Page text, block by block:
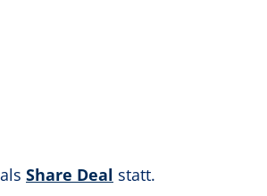
Share Deal statt.